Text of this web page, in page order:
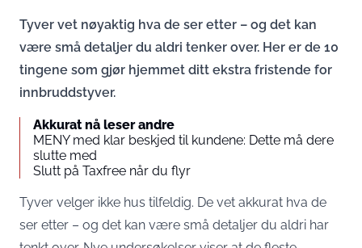
Tyver vet nøyaktig hva de ser etter – og det kan
være små detaljer du aldri tenker over. Her er de 10
tingene som gjør hjemmet ditt ekstra fristende for
innbruddstyver.
Akkurat nå leser andre
MENY med klar beskjed til kundene: Dette må dere
slutte med
Slutt på Taxfree når du flyr
Tyver velger ikke hus tilfeldig. De vet akkurat hva de
ser etter – og det kan være små detaljer du aldri har